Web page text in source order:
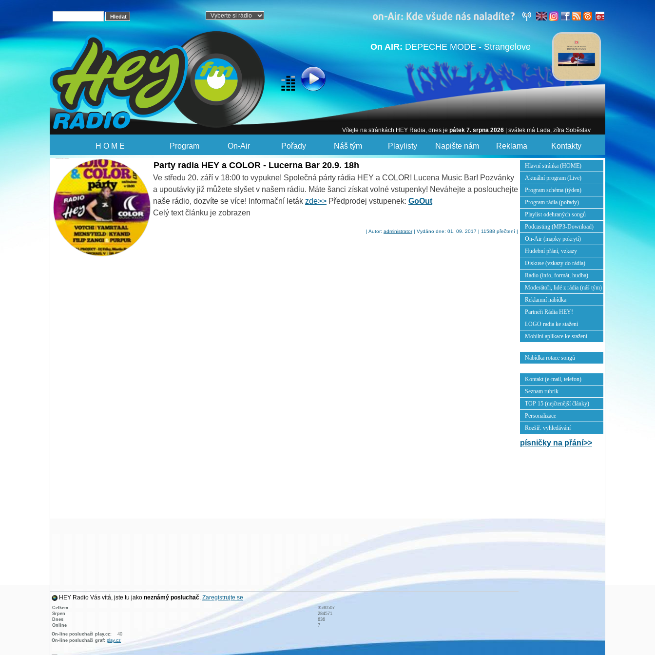
On AIR: DEPECHE MODE - Strangelove
Vítejte na stránkách HEY Radia, dnes je pátek 7. srpna 2026 | svátek má Lada, zítra Soběslav
H O M E Program On-Air Pořady Náš tým Playlisty Napište nám Reklama Kontakty
Party radia HEY a COLOR - Lucerna Bar 20.9. 18h
Ve středu 20. září v 18:00 to vypukne! Společná párty rádia HEY a COLOR! Lucena Music Bar! Pozvánky
a upoutávky již můžete slyšet v našem rádiu. Máte šanci získat volné vstupenky! Neváhejte a poslouchejte
naše rádio, dozvíte se více! Informační leták zde>> Předprodej vstupenek: GoOut
Celý text článku je zobrazen
| Autor: administrator| Vydáno dne: 01. 09. 2017 | 11588 přečtení |
HEY Radio Vás vítá, jste tu jako neznámý posluchač. Zaregistrujte se
Celkem
3530507
Srpen
284571
Dnes
636
Online
7
On-line posluchači play.cz:
40
On-line posluchači graf: play.cz
Hlavní stránka (HOME)
Aktuální program (Live)
Program schéma (týden)
Program rádia (pořady)
Playlist odehraných songů
Podcasting (MP3-Download)
On-Air (mapky pokrytí)
Hudební přání, vzkazy
Diskuse (vzkazy do rádia)
Radio (info, formát, hudba)
Moderátoři, lidé z rádia (náš tým)
Reklamní nabídka
Partneři Rádia HEY!
LOGO radia ke stažení
Mobilní aplikace ke stažení
Nabídka rotace songů
Kontakt (e-mail, telefon)
Seznam rubrik
TOP 15 (nejčtenější články)
Personalizace
Rozšíř. vyhledávání
písničky na přání>>